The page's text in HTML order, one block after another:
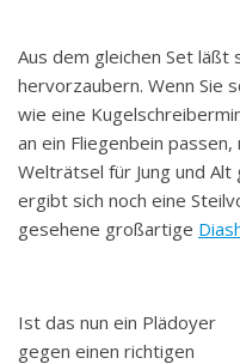
Aus dem gleichen Set läßt
hervorzaubern. Wenn Sie
wie eine
an ein Fliegenbein
Welträtsel für Jung und
ergibt sich noch eine
gesehene großartige
Ist das nun ein Plädoyer
gegen einen richtigen